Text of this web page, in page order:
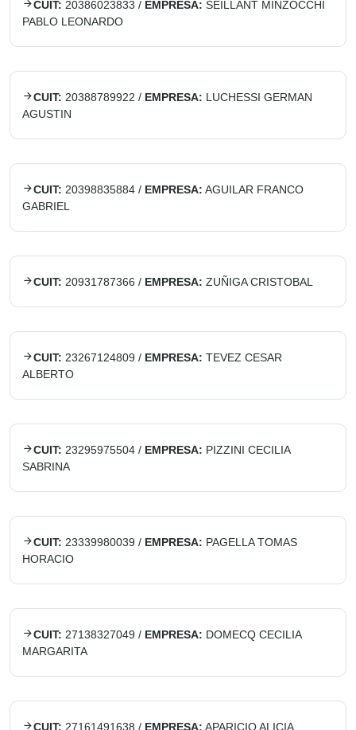
CUIT: 20386023833 / EMPRESA: SEILLANT MINZOCCHI
PABLO LEONARDO
CUIT: 20388789922 / EMPRESA: LUCHESSI GERMAN
AGUSTIN
CUIT: 20398835884 / EMPRESA: AGUILAR FRANCO
GABRIEL
CUIT: 20931787366 / EMPRESA: ZUÑIGA CRISTOBAL
CUIT: 23267124809 / EMPRESA: TEVEZ CESAR
ALBERTO
CUIT: 23295975504 / EMPRESA: PIZZINI CECILIA
SABRINA
CUIT: 23339980039 / EMPRESA: PAGELLA TOMAS
HORACIO
CUIT: 27138327049 / EMPRESA: DOMECQ CECILIA
MARGARITA
CUIT: 27161491638 / EMPRESA: APARICIO ALICIA